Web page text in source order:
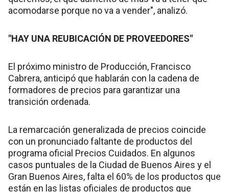
acomodarse porque no va a vender", analizó.
"HAY UNA REUBICACIÓN DE PROVEEDORES"
El próximo ministro de Producción, Francisco
Cabrera, anticipó que hablarán con la cadena de
formadores de precios para garantizar una
transición ordenada.
La remarcación generalizada de precios coincide
con un pronunciado faltante de productos del
programa oficial Precios Cuidados. En algunos
casos puntuales de la Ciudad de Buenos Aires y el
Gran Buenos Aires, falta el 60% de los productos que
están en las listas oficiales de productos que